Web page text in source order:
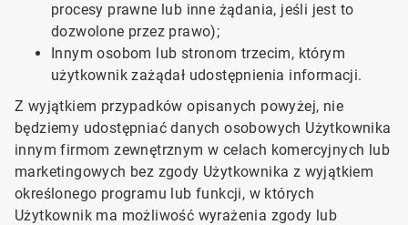
procesy prawne lub inne żądania, jeśli jest to
dozwolone przez prawo);
Innym osobom lub stronom trzecim, którym
użytkownik zażądał udostępnienia informacji.
Z wyjątkiem przypadków opisanych powyżej, nie
będziemy udostępniać danych osobowych Użytkownika
innym firmom zewnętrznym w celach komercyjnych lub
marketingowych bez zgody Użytkownika z wyjątkiem
określonego programu lub funkcji, w których
Użytkownik ma możliwość wyrażenia zgody lub